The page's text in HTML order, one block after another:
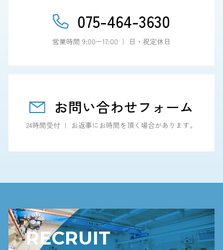
075-464-3630
営業時間 9:00ー17:00 ｜ 日・祝定休日
お問い合わせフォーム
24時間受付 ｜ お返事にお時間を頂く場合があります。
RECRUIT